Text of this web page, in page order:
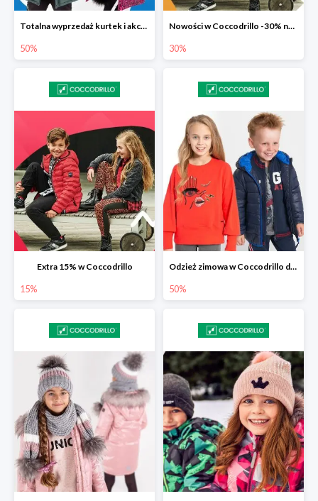
Totalna wyprzedaż kurtek i akcesoriów zimowych w Coccodrillo do -50%
50%
Nowości w Coccodrillo -30% na drugi produkt
30%
Extra 15% w Coccodrillo
15%
Odzież zimowa w Coccodrillo do -50%
50%